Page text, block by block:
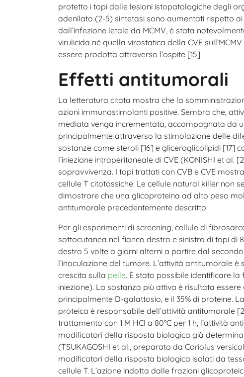
protetto i topi dalle lesioni istopatologiche degli
adenilato (2-5) sintetasi sono aumentati rispetto
dall’infezione letale da MCMV, è stata
virulicida né quella virostatica della CVE
essere prodotta attraverso l’ospite [15].
Effetti antitumorali
La letteratura citata mostra che la
azioni immunostimolanti positive. Sembra che,
mediata venga incrementata, accompagnata da
principalmente attraverso la stimolazione delle
sostanze come steroli [16] e gliceroglicolipidi [17]
l’iniezione intraperitoneale di CVE (KONISHI et
sopravvivenza. I topi trattati con CVB e CVE
cellule T citotossiche. Le cellule natural killer non
dimostrare che una glicoproteina ad alto peso
antitumorale precedentemente descritto.
Per gli esperimenti di screening, cellule di
sottocutanea nel fianco destro e sinistro di topi
destro 5 volte a giorni alterni a partire dal
l’inoculazione del tumore. L’attività antitumorale
crescita sulla pelle. È stato possibile identificare
iniezione). La sostanza più attiva è risultata
principalmente D-galattosio, e il 35% di proteine.
proteica è responsabile dell’attività antitumorale
trattamento con 1 M HCl a 80°C per 1 h, l’attività
modificatori della risposta biologica già
(TSUKAGOSHI et al., preparato da Coriolus
modificatori della risposta biologica isolati da
cellule T. L’azione indotta dalle frazioni